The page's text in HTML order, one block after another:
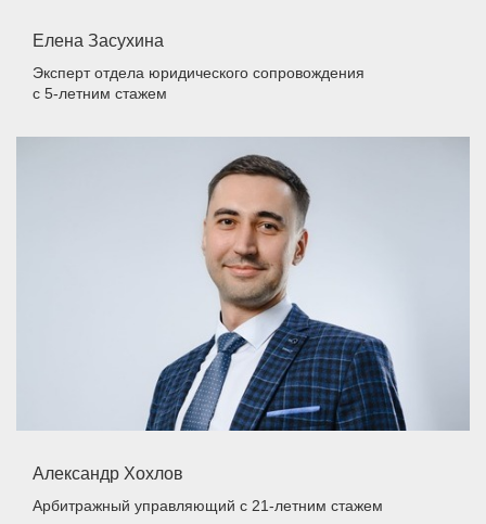
Елена Засухина
Эксперт отдела юридического сопровождения
с 5-летним стажем
Александр Хохлов
Арбитражный управляющий с 21-летним стажем